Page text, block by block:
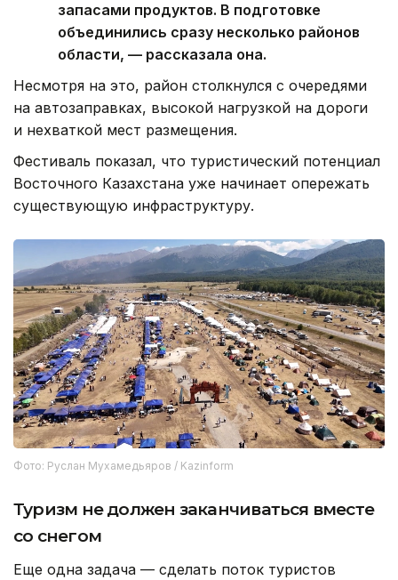
запасами продуктов. В подготовке
объединились сразу несколько районов
области, — рассказала она.
Несмотря на это, район столкнулся с очередями
на автозаправках, высокой нагрузкой на дороги
и нехваткой мест размещения.
Фестиваль показал, что туристический потенциал
Восточного Казахстана уже начинает опережать
существующую инфраструктуру.
Фото: Руслан Мухамедьяров / Kazinform
Туризм не должен заканчиваться вместе
со снегом
Еще одна задача — сделать поток туристов